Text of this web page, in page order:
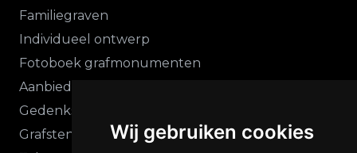
Wij gebruiken cookies
Familiegraven
Individueel ontwerp
Fotoboek grafmonumenten
Aanbiedingen
Gedenkstenen vanaf Prijzen
Grafstenen laten maken